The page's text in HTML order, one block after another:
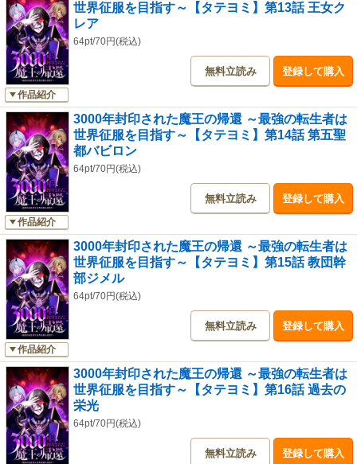
作品紹介
世界征服を目指す～【タテヨミ】第13話 王女ク
レア
64pt/70円(税込)
無料立読み 登録して購入
作品紹介
3000年封印された魔王の帰還 ～最強の転生者は
世界征服を目指す～【タテヨミ】第14話 第五聖
都バビロン
64pt/70円(税込)
無料立読み 登録して購入
作品紹介
3000年封印された魔王の帰還 ～最強の転生者は
世界征服を目指す～【タテヨミ】第15話 教団幹
部ジメル
64pt/70円(税込)
無料立読み 登録して購入
3000年封印された魔王の帰還 ～最強の転生者は
世界征服を目指す～【タテヨミ】第16話 過去の
栄光
64pt/70円(税込)
無料立読み 登録して購入